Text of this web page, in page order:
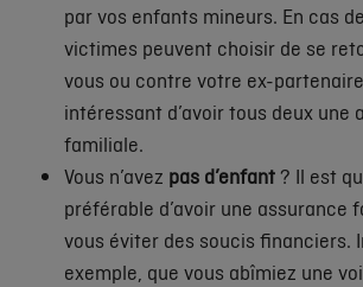
par vos enfants mineurs. En cas
victimes peuvent choisir de se
vous ou contre votre ex-
intéressant d’avoir tous deux une
familiale.
Vous n’avez pas d’enfant ? Il est
préférable d’avoir une assurance
vous éviter des soucis financiers.
exemple, que vous abîmiez une